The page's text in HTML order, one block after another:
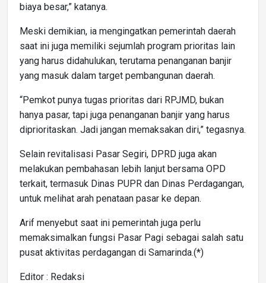
biaya besar,” katanya.
Meski demikian, ia mengingatkan pemerintah daerah
saat ini juga memiliki sejumlah program prioritas lain
yang harus didahulukan, terutama penanganan banjir
yang masuk dalam target pembangunan daerah.
“Pemkot punya tugas prioritas dari RPJMD, bukan
hanya pasar, tapi juga penanganan banjir yang harus
diprioritaskan. Jadi jangan memaksakan diri,” tegasnya.
Selain revitalisasi Pasar Segiri, DPRD juga akan
melakukan pembahasan lebih lanjut bersama OPD
terkait, termasuk Dinas PUPR dan Dinas Perdagangan,
untuk melihat arah penataan pasar ke depan.
Arif menyebut saat ini pemerintah juga perlu
memaksimalkan fungsi Pasar Pagi sebagai salah satu
pusat aktivitas perdagangan di Samarinda.(*)
Editor : Redaksi